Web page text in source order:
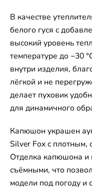
В качестве
белого гуся с
высокий уровень
температуре до −30
внутри изделия,
лёгкой и не
делает пуховик
для динамичного
Капюшон украшен
Silver Fox с
Отделка капюшона
съёмными, что
модели под погоду и